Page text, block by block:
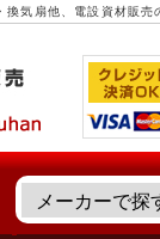
気扇他、電設資材販売